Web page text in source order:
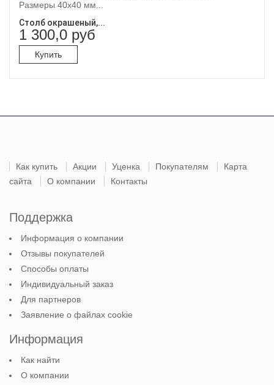
Размеры 40х40 мм...
Столб окрашеный,...
1 300,0 руб
Купить
Как купить Акции Уценка Покупателям
Карта
сайта
О компании Контакты
Поддержка
Информация о компании
Отзывы покупателей
Способы оплаты
Индивидуальный заказ
Для партнеров
Заявление о файлах cookie
Информация
Как найти
О компании